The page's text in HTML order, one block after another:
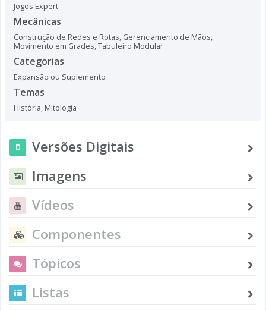
Jogos Expert
Mecânicas
Construção de Redes e Rotas, Gerenciamento de Mãos,
Movimento em Grades,Tabuleiro Modular
Categorias
Expansão ou Suplemento
Temas
História, Mitologia
Versões Digitais
Imagens
Vídeos
Componentes
Tópicos
Listas